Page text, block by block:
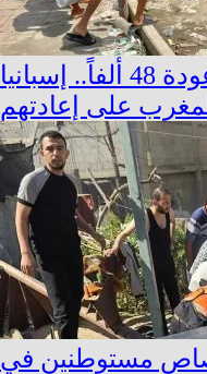
ألف مهاجر دخلوا سبتة وعودة 48 ألفاً.. إسبانيا
على إعادتهم
مستوطنين في